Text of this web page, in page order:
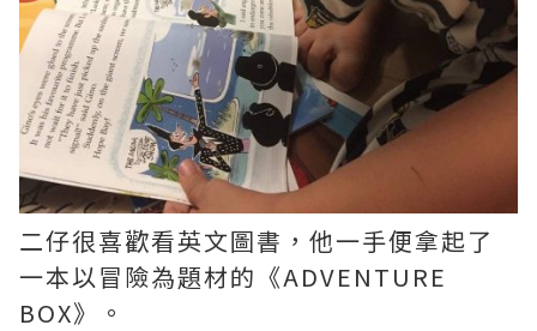
二仔很喜歡看英文圖書，他一手便拿起了
一本以冒險為題材的《ADVENTURE
BOX》。